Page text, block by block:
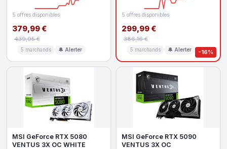
5 offres disponibles
379,99 €
439,95 €
5 marchands 🔔 Alerter -16%
5 offres disponibles
299,99 €
386,16 €
5 marchands 🔔 Alerter
MSI GeForce RTX 5080
VENTUS 3X OC WHITE
MSI GeForce RTX 5090
VENTUS 3X OC